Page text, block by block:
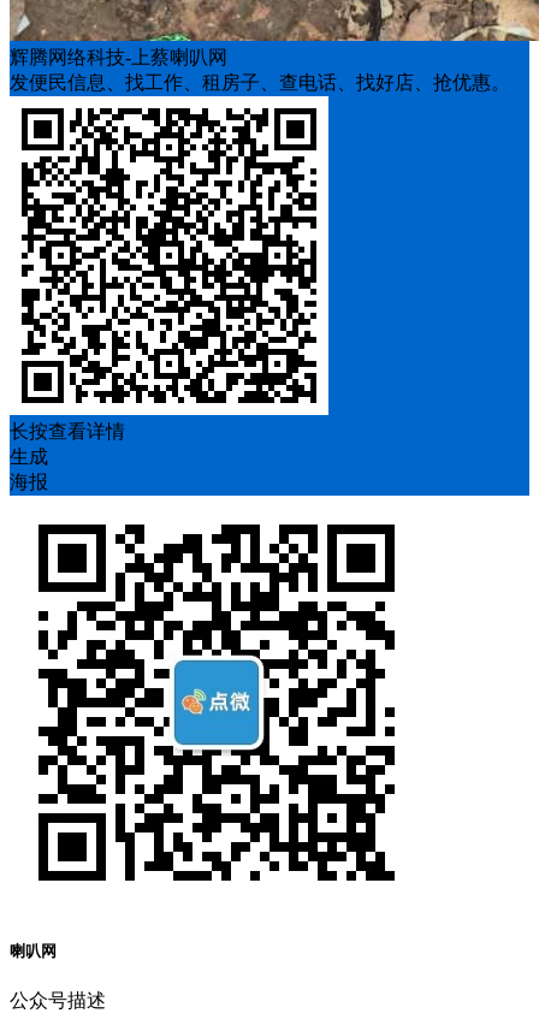
辉腾网络科技-上蔡喇叭网
发便民信息、找工作、租房子、查电话、找好店、抢优惠。
长按查看详情
生成
海报
喇叭网
公众号描述